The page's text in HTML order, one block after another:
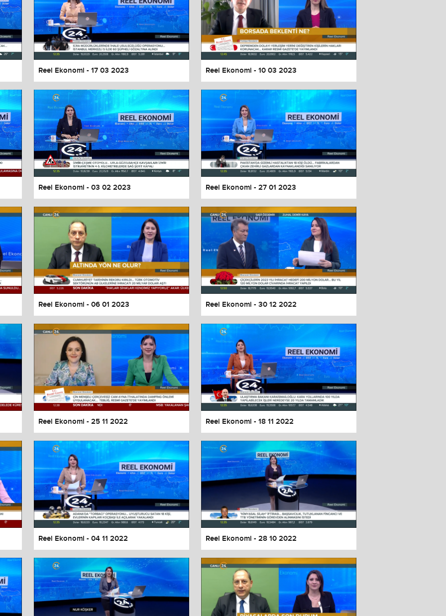
Reel Ekonomi - 17 03 2023 Reel Ekonomi - 10 03 2023
Reel Ekonomi - 03 02 2023 Reel Ekonomi - 27 01 2023
Reel Ekonomi - 06 01 2023 Reel Ekonomi - 30 12 2022
Reel Ekonomi - 25 11 2022 Reel Ekonomi - 18 11 2022
Reel Ekonomi - 04 11 2022 Reel Ekonomi - 28 10 2022